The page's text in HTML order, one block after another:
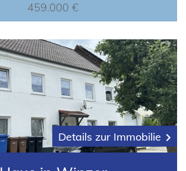
459.000 €
Details zur Immobilie